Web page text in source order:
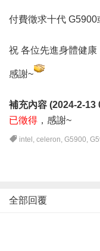
付費徵求十代 G5900
祝 各位先進身體健康
感謝~
補充內容 (2024-2-13
已徵得 ，感謝~
intel ,celeron,G5900,
全部回覆